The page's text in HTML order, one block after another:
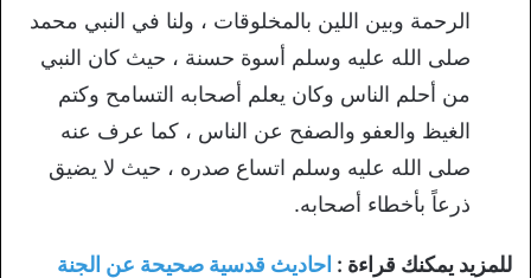
الرحمة وبين اللين بالمخلوقات ، ولنا في النبي محمد
صلى الله عليه وسلم أسوة حسنة ، حيث كان النبي
من أحلم الناس وكان يعلم أصحابه التسامح وكتم
الغيظ والعفو والصفح عن الناس ، كما عرف عنه
صلى الله عليه وسلم اتساع صدره ، حيث لا يضيق
ذرعاً بأخطاء أصحابه.
للمزيد يمكنك قراءة : احاديث قدسية صحيحة عن الجنة